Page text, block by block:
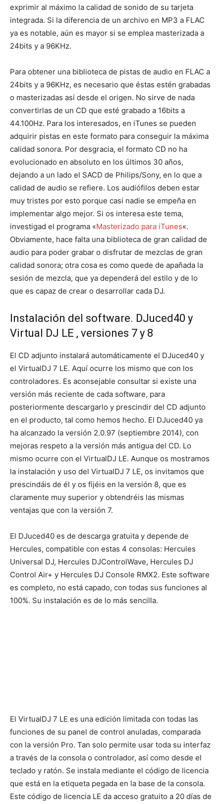
exprimir al máximo la calidad de sonido de su tarjeta
integrada. Si la diferencia de un archivo en MP3 a FLAC
ya es notable, aún es mayor si se emplea masterizada a
24bits y a 96KHz.
Para obtener una biblioteca de pistas de audio en FLAC a
24bits y a 96KHz, es necesario que éstas estén grabadas
o masterizadas así desde el origen. No sirve de nada
convertirlas de un CD que esté grabado a 16bits a
44.100Hz. Para los interesados, en iTunes se pueden
adquirir pistas en este formato para conseguir la máxima
calidad sonora. Por desgracia, el formato CD no ha
evolucionado en absoluto en los últimos 30 años,
dejando a un lado el SACD de Philips/Sony, en lo que a
calidad de audio se refiere. Los audiófilos deben estar
muy tristes por esto porque casi nadie se empeña en
implementar algo mejor. Si os interesa este tema,
investigad el programa «Masterizado para iTunes«.
Obviamente, hace falta una biblioteca de gran calidad de
audio para poder grabar o disfrutar de mezclas de gran
calidad sonora; otra cosa es como quede de apañada la
sesión de mezcla, que ya dependerá del estilo y de lo
que es capaz de crear o desarrollar cada DJ.
Instalación del software. DJuced40 y
Virtual DJ LE , versiones 7 y 8
El CD adjunto instalará automáticamente el DJuced40 y
el VirtualDJ 7 LE. Aquí ocurre los mismo que con los
controladores. Es aconsejable consultar si existe una
versión más reciente de cada software, para
posteriormente descargarlo y prescindir del CD adjunto
en el producto, tal como hemos hecho. El DJuced40 ya
ha alcanzado la versión 2.0.97 (septiembre 2014), con
mejoras respeto a la versión más antigua del CD. Lo
mismo ocurre con el VirtualDJ LE. Aunque os mostramos
la instalación y uso del VirtualDJ 7 LE, os invitamos que
prescindáis de él y os fijéis en la versión 8, que es
claramente muy superior y obtendréis las mismas
ventajas que con la versión 7.
El DJuced40 es de descarga gratuita y depende de
Hercules, compatible con estas 4 consolas: Hercules
Universal DJ, Hercules DJControlWave, Hercules DJ
Control Air+ y Hercules DJ Console RMX2. Este software
es completo, no está capado, con todas sus funciones al
100%. Su instalación es de lo más sencilla.
El VirtualDJ 7 LE es una edición limitada con todas las
funciones de su panel de control anuladas, comparada
con la versión Pro. Tan solo permite usar toda su interfaz
a través de la consola o controlador, así como desde el
teclado y ratón. Se instala mediante el código de licencia
que está en la etiqueta pegada en la base de la consola.
Este código de licencia LE da acceso gratuito a 20 días de